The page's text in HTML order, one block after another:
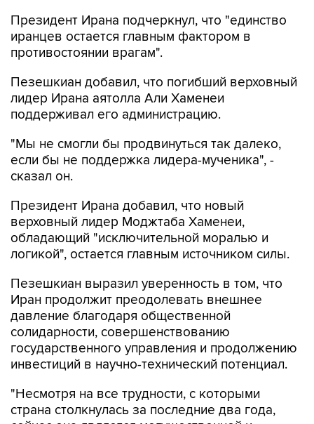
Президент Ирана подчеркнул, что "единство
иранцев остается главным фактором в
противостоянии врагам".
Пезешкиан добавил, что погибший верховный
лидер Ирана аятолла Али Хаменеи
поддерживал его администрацию.
"Мы не смогли бы продвинуться так далеко,
если бы не поддержка лидера-мученика", -
сказал он.
Президент Ирана добавил, что новый
верховный лидер Моджтаба Хаменеи,
обладающий "исключительной моралью и
логикой", остается главным источником силы.
Пезешкиан выразил уверенность в том, что
Иран продолжит преодолевать внешнее
давление благодаря общественной
солидарности, совершенствованию
государственного управления и продолжению
инвестиций в научно-технический потенциал.
"Несмотря на все трудности, с которыми
страна столкнулась за последние два года,